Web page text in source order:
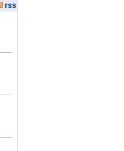
rss